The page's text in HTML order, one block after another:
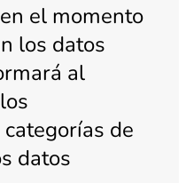
el momento
los datos
al
de
datos